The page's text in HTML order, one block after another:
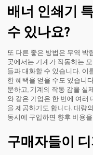
배너 인쇄기
수 있나요?
또 다른 좋은 방법은 무역 박
곳에서는 기계가 작동하는
들과 대화할 수 있습니다. 이
한 혜택을 얻을 수도 있습니
문하고, 기계의 작동 감을 실
와 같은 기업은 한 번에 여러
을 제공하기도 합니다. 대량
동시에 구입하면 향후 비용
구매자들이